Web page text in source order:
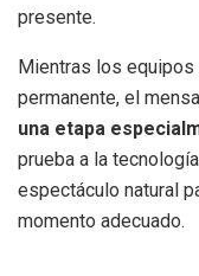
presente.
Mientras los
permanente, el
una etapa
prueba a la
espectáculo natural
momento adecuado.